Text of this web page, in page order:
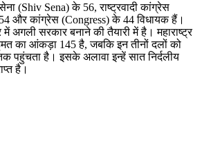
(Shiv Sena) के 56, राष्ट्रवादी कांग्रेस
और कांग्रेस (Congress) के 44 विधायक हैं।
में अगली सरकार बनाने की तैयारी में है। महाराष्ट्र
का आंकड़ा 145 है, जबकि इन तीनों दलों को
पहुंचता है। इसके अलावा इन्हें सात निर्दलीय
है।